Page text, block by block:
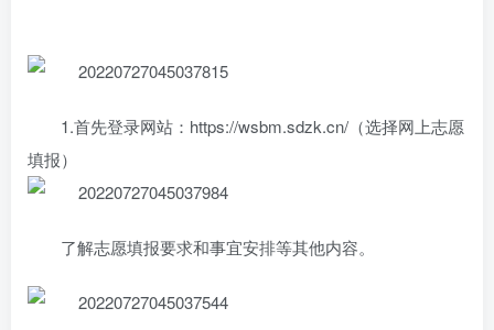
1.首先登录网站：https://wsbm.sdzk.cn/（选择网上志愿
填报）
了解志愿填报要求和事宜安排等其他内容。